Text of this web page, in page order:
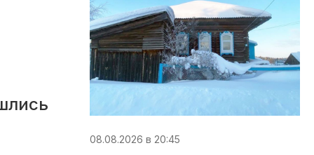
08.08.2026 в 20:45